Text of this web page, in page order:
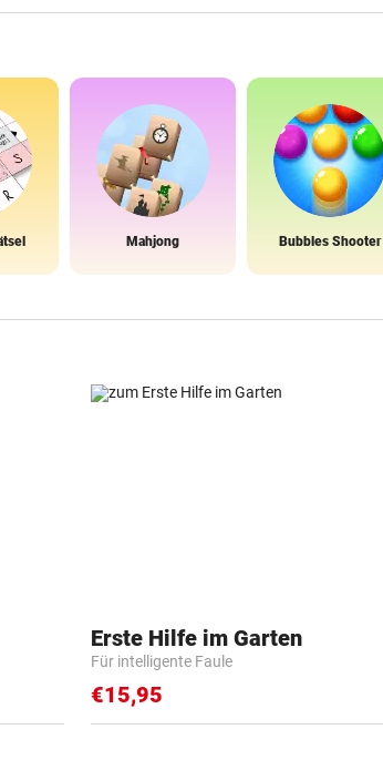
Mahjong Bubbles Shooter
Erste Hilfe im Garten
Für intelligente Faule
€15,95